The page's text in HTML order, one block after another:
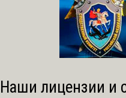
Наши лицензии и